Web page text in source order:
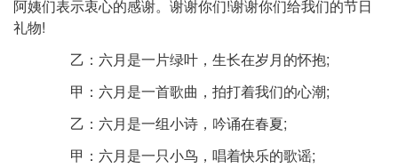
阿姨们表示衷心的感谢。谢谢你们!谢谢你们给我们的节日
礼物!
乙：六月是一片绿叶，生长在岁月的怀抱;
甲：六月是一首歌曲，拍打着我们的心潮;
乙：六月是一组小诗，吟诵在春夏;
甲：六月是一只小鸟，唱着快乐的歌谣;